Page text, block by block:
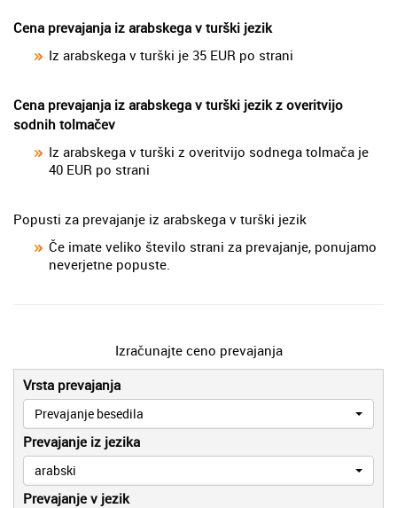
Cena prevajanja iz arabskega v turški jezik
Iz arabskega v turški je 35 EUR po strani
Cena prevajanja iz arabskega v turški jezik z overitvijo
sodnih tolmačev
Iz arabskega v turški z overitvijo sodnega tolmača je
40 EUR po strani
Popusti za prevajanje iz arabskega v turški jezik
Če imate veliko število strani za prevajanje, ponujamo
neverjetne popuste.
Izračunajte ceno prevajanja
Vrsta prevajanja
Prevajanje besedila
Prevajanje iz jezika
arabski
Prevajanje v jezik